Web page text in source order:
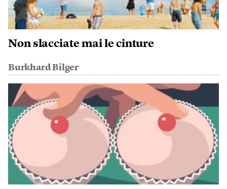
Non slacciate mai le cinture
Burkhard Bilger